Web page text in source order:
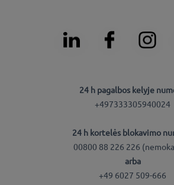
24 h pagalbos kelyje
+497333305940024
24 h kortelės blokavimo
00800 88 226 226
arba
+49 6027 509-666